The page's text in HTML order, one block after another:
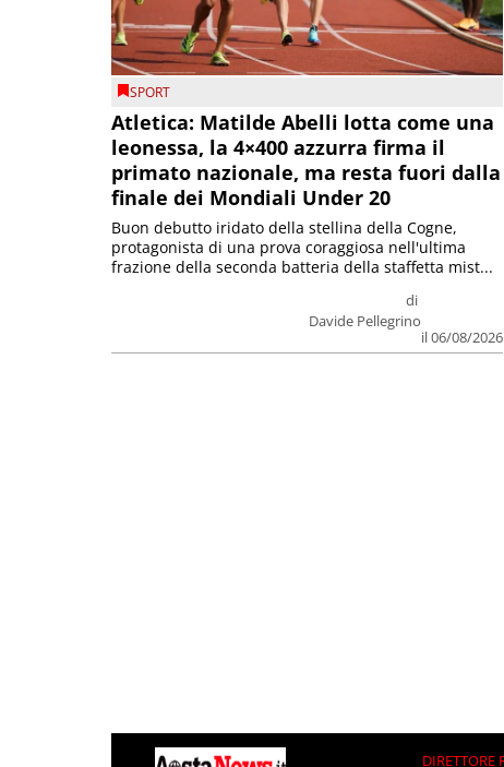
SPORT
Atletica: Matilde Abelli lotta come una
leonessa, la 4×400 azzurra firma il
primato nazionale, ma resta fuori dalla
finale dei Mondiali Under 20
di
Davide Pellegrino
il 06/08/2026
Buon debutto iridato della stellina della Cogne,
protagonista di una prova coraggiosa nell'ultima
frazione della seconda batteria della staffetta mist...